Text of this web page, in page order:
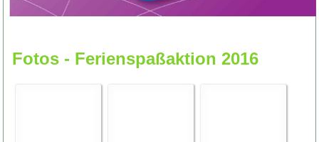
Fotos - Ferienspaßaktion 2016